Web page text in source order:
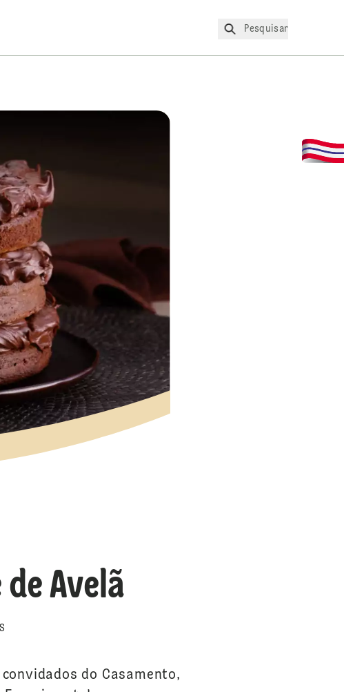
Pesquisar
rate.
Avelã
do Casamento,